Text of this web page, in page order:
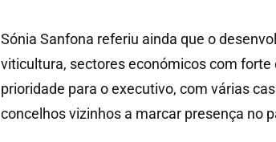
Sónia Sanfona referiu ainda que o
viticultura, sectores económicos com forte
prioridade para o executivo, com várias
concelhos vizinhos a marcar presença no